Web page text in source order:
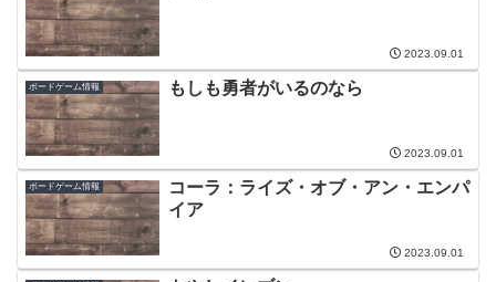
2023.09.01
ボードゲーム情報 もしも勇者がいるのなら
2023.09.01
ボードゲーム情報
コーラ：ライズ・オブ・アン・エンパ
イア
2023.09.01